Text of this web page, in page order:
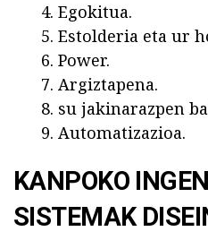
Egokitua.
Estolderia eta ur
Power.
Argiztapena.
su jakinarazpen
Automatizazioa.
KANPOKO
SISTEMAK